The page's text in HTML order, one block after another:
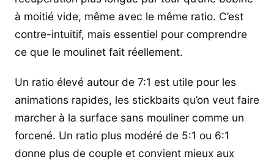
à moitié vide, même avec le même ratio. C’est
contre-intuitif, mais essentiel pour comprendre
ce que le moulinet fait réellement.
Un ratio élevé autour de 7:1 est utile pour les
animations rapides, les stickbaits qu’on veut faire
marcher à la surface sans mouliner comme un
forcené. Un ratio plus modéré de 5:1 ou 6:1
donne plus de couple et convient mieux aux